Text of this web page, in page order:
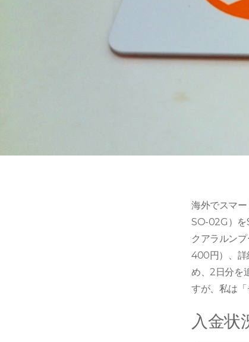
海外でスマ
SO-02G）を
クアラルン
400円）、詳
め、2日分を
すが、私は
入金